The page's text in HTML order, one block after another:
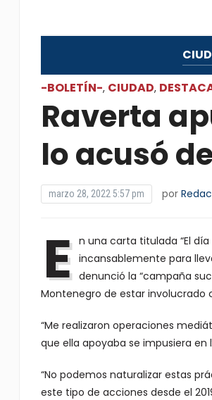
-BOLETÍN-, CIUDAD,
Raverta
lo acusó
marzo 28, 2022 5:57 pm por
E n una carta titulada “El
incansablemente para
denunció la “campaña
Montenegro de estar involucrado
“Me realizaron operaciones
que ella apoyaba se impusiera
“No podemos naturalizar estas
este tipo de acciones desde el